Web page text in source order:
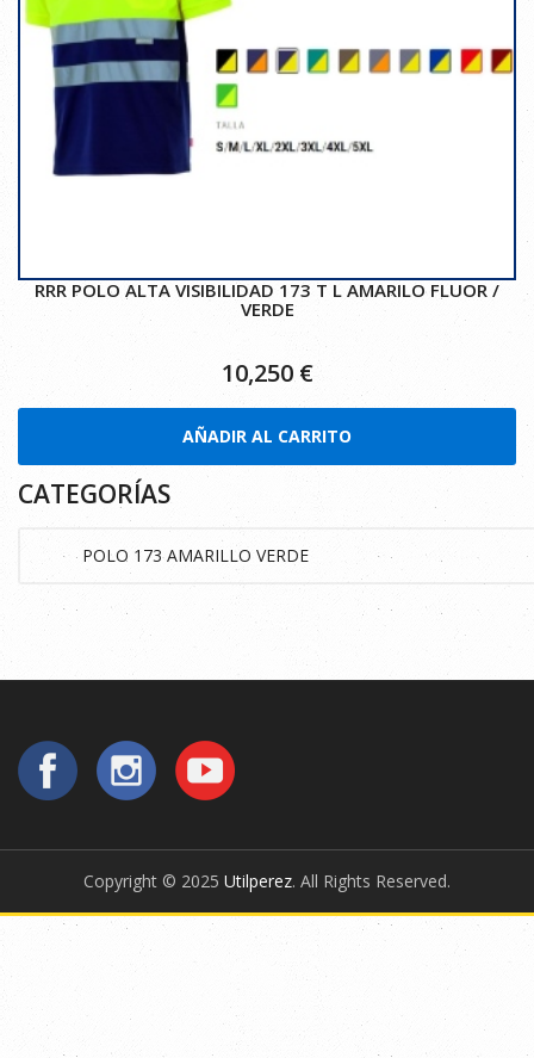
RRR POLO ALTA VISIBILIDAD 173 T L AMARILO FLUOR /
VERDE
10,250€
AÑADIR AL CARRITO
CATEGORÍAS
Copyright © 2025 Utilperez. All Rights Reserved.